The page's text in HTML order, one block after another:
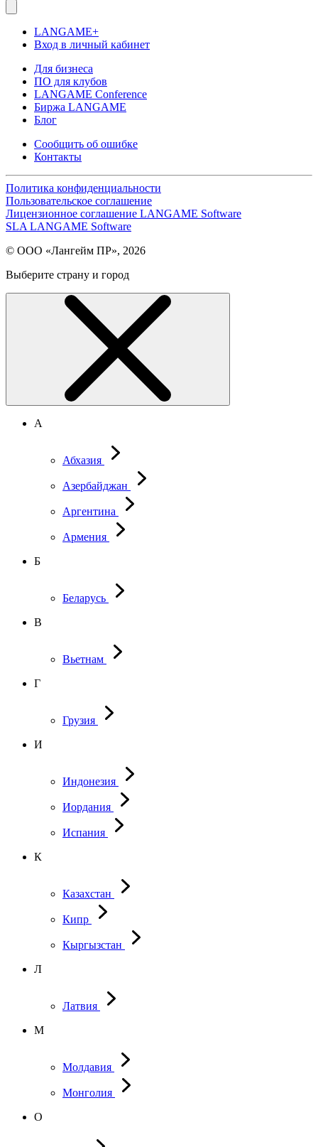
LANGAME+
Вход в личный кабинет
Для бизнеса
ПО для клубов
LANGAME Conference
Биржа LANGAME
Блог
Сообщить об ошибке
Контакты
Политика конфиденциальности
Пользовательское соглашение
Лицензионное соглашение LANGAME Software
SLA LANGAME Software
© ООО «Лангейм ПР», 2026
Выберите страну и город
А
Абхазия
Азербайджан
Аргентина
Армения
Б
Беларусь
В
Вьетнам
Г
Грузия
И
Индонезия
Иордания
Испания
К
Казахстан
Кипр
Кыргызстан
Л
Латвия
М
Молдавия
Монголия
О